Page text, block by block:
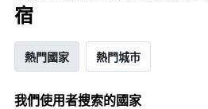
宿
熱門國家 熱門城市
我們使用者搜索的國家